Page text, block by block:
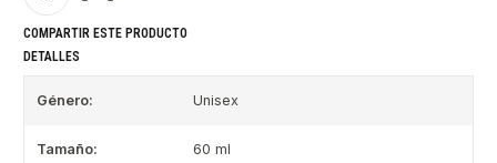
COMPARTIR ESTE PRODUCTO
DETALLES
Género: Unisex
Tamaño: 60 ml